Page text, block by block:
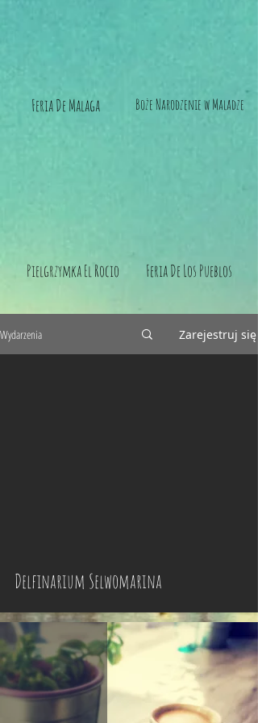
Pielgrzymka El Rocio
Feria De Malaga
Feria De Los Pueblos
Boże Narodzenie w Maladze
Wydarzenia Zarejestruj się
Delfinarium Selwomarina